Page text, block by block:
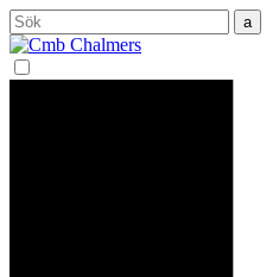
Sök
efter: